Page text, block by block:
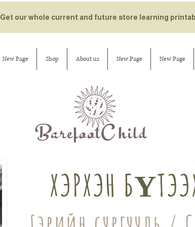
Get our whole current and future store learning
New Page Shop About us New Page New Page
ХЭРХЭН